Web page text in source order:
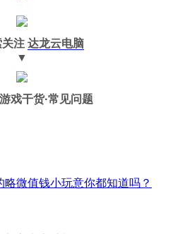
注 达龙云电脑
▼
游戏干货·常见问题
略微值钱小玩意你都知道吗？